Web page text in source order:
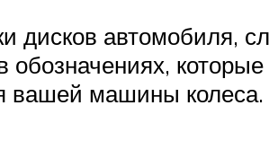
автомобиля,
вашей машины